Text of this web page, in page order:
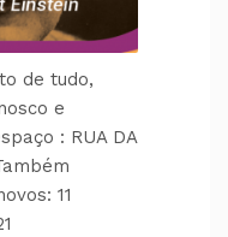
de tudo,
e
: RUA DA
11